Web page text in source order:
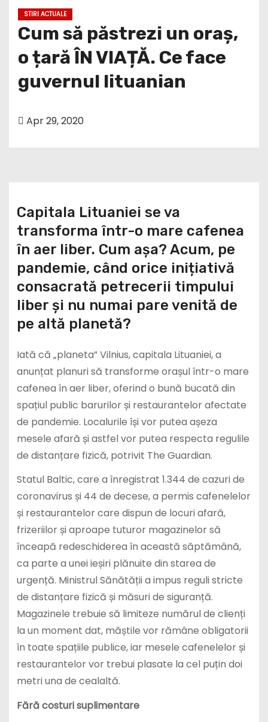
STIRI ACTUALE
Cum să păstrezi un oraș,
o țară ÎN VIAȚĂ. Ce face
guvernul lituanian
Apr 29, 2020
Capitala Lituaniei se va
transforma într-o mare cafenea
în aer liber. Cum așa? Acum, pe
pandemie, când orice inițiativă
consacrată petrecerii timpului
liber și nu numai pare venită de
pe altă planetă?
Iată că „planeta” Vilnius, capitala Lituaniei, a
anunțat planuri să transforme orașul într-o mare
cafenea în aer liber, oferind o bună bucată din
spațiul public barurilor și restaurantelor afectate
de pandemie. Localurile își vor putea așeza
mesele afară și astfel vor putea respecta regulile
de distanțare fizică, potrivit The Guardian.
Statul Baltic, care a înregistrat 1.344 de cazuri de
coronavirus și 44 de decese, a permis cafenelelor
și restaurantelor care dispun de locuri afară,
frizeriilor și aproape tuturor magazinelor să
înceapă redeschiderea în această săptămână,
ca parte a unei ieșiri plănuite din starea de
urgență. Ministrul Sănătății a impus reguli stricte
de distanțare fizică și măsuri de siguranță.
Magazinele trebuie să limiteze numărul de clienți
la un moment dat, măștile vor rămâne obligatorii
în toate spațiile publice, iar mesele cafenelelor și
restaurantelor vor trebui plasate la cel puțin doi
metri una de cealaltă.
Fără costuri suplimentare